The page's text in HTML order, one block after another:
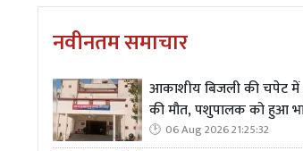
नवीनतम समाचार
आकाशीय बिजली की चपेट
की मौत, पशुपालक को हुआ
06 Aug 2026 21:25:32